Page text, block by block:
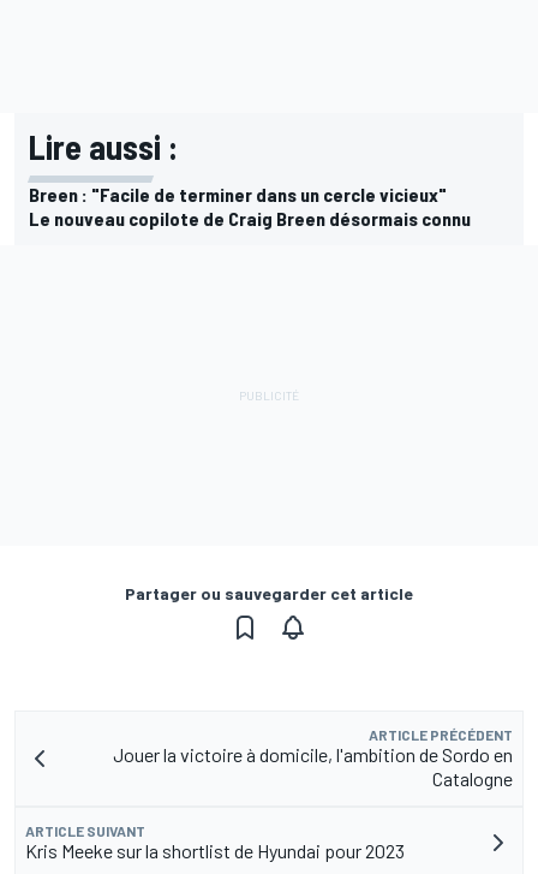
Lire aussi :
Breen : "Facile de terminer dans un cercle vicieux"
Le nouveau copilote de Craig Breen désormais connu
Partager ou sauvegarder cet article
ARTICLE PRÉCÉDENT
Jouer la victoire à domicile, l'ambition de Sordo en
Catalogne
ARTICLE SUIVANT
Kris Meeke sur la shortlist de Hyundai pour 2023